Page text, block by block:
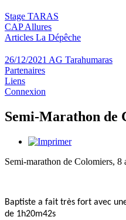
Stage TARAS
CAP Allures
Articles La Dépêche
26/12/2021 AG Tarahumaras
Partenaires
Liens
Connexion
Semi-Marathon de
Semi-marathon de Colomiers,
Baptiste a fait très fort avec
de 1h20m42s